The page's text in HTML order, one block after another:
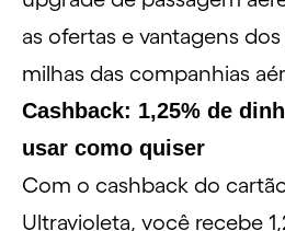
as ofertas e vantagens dos
milhas das companhias
Cashback: 1,25% de
usar como quiser
Com o cashback do
Ultravioleta, você recebe